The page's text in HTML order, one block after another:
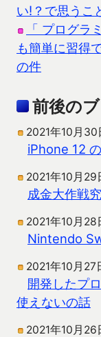
い!？で思うこ
「 プログラ
も簡単に習得
の件
前後の
2021年10月30
iPhone 12
2021年10月29
成金大作戦
2021年10月28
Nintendo
2021年10月27
開発したプ
使えないの話
2021年10月26